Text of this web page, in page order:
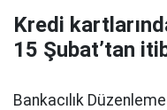
Kredi
15 Şubat’tan
Bankacılık